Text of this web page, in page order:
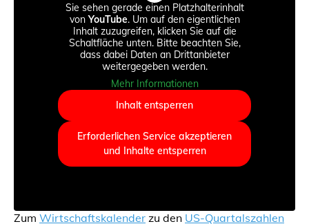
Sie sehen gerade einen Platzhalterinhalt
vonYouTube. Um auf den eigentlichen
Inhalt zuzugreifen, klicken Sie auf die
Schaltfläche unten. Bitte beachten Sie,
dass dabei Daten an Drittanbieter
weitergegeben werden.
Mehr Informationen
Inhalt entsperren
Erforderlichen Service akzeptieren
und Inhalte entsperren
Zum Wirtschaftskalender zu den US-Quartalszahlen